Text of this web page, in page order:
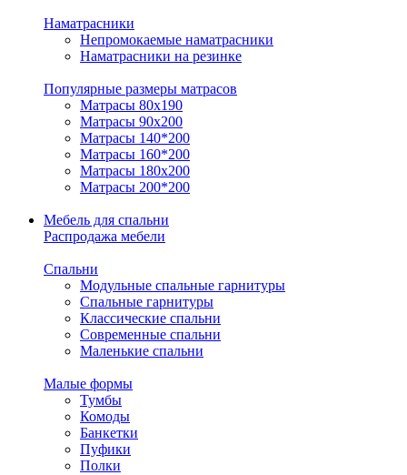
Наматрасники
Непромокаемые наматрасники
Наматрасники на резинке
Популярные размеры матрасов
Матрасы 80x190
Матрасы 90x200
Матрасы 140*200
Матрасы 160*200
Матрасы 180x200
Матрасы 200*200
Мебель для спальни
Распродажа мебели
Спальни
Модульные спальные гарнитуры
Спальные гарнитуры
Классические спальни
Современные спальни
Маленькие спальни
Малые формы
Тумбы
Комоды
Банкетки
Пуфики
Полки